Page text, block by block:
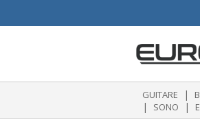
GUITARE |
| SONO |